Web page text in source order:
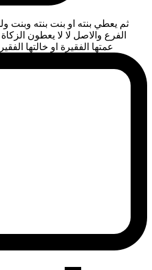
ثم يعطي بنته او بنت بنته وبنت
الفرع والاصل لا لا يعطون
عمتها الفقيرة او خالتها